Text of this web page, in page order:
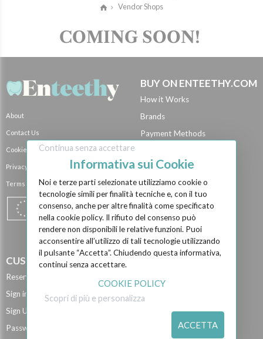
Vendor Shops
COMING SOON!
About
Contact Us
Cookie Policy
Privacy Policy
Terms and Conditions
BUY ON ENTEETHY.COM
How it Works
Brands
Payment Methods
BECOME A SELLER
Become a Vendor
Vendor Shops
Manufacturer event...
Privacy Policy for...
CUSTOMER AREA
Reserved Area
Sign in
Sign Up
Password Recover
Continua senza accettare
Informativa sui Cookie
Noi e terze parti selezionate utilizziamo cookie o
tecnologie simili per finalità tecniche e, con il tuo
consenso, anche per altre finalità come specificato
nella cookie policy. Il rifiuto del consenso può
rendere non disponibili le relative funzioni. Puoi
acconsentire all’utilizzo di tali tecnologie utilizzando
il pulsante “Accetta”. Chiudendo questa informativa,
continui senza accettare.
COOKIE POLICY
Scopri di più e personalizza
ACCETTA